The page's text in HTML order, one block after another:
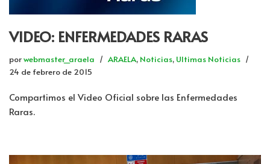
VIDEO: ENFERMEDADES RARAS
porwebmaster_araela ARAELA, Noticias, Ultimas Noticias
24 de febrero de 2015
Compartimos el Video Oficial sobre las Enfermedades
Raras.